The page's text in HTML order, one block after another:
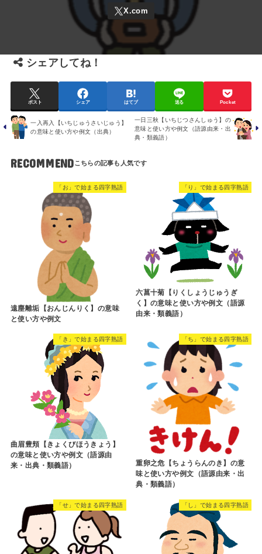
シェアしてね！
ポスト シェア はてブ 送る Pocket
一入再入【いちじゅうさいじゅう】
の意味と使い方や例文（出典）
一日三秋【いちじつさんしゅう】の
意味と使い方や例文（語源由来・出
典・類義語）
RECOMMEND
「お」で始まる四字熟語
遠塵離垢【おんじんりく】の意味
と使い方や例文
「り」で始まる四字熟語
六菖十菊【りくしょうじゅうぎ
く】の意味と使い方や例文（語源
由来・類義語）
「き」で始まる四字熟語
曲眉豊頬【きょくびほうきょう】
の意味と使い方や例文（語源由
来・出典・類義語）
「ち」で始まる四字熟語
重卵之危【ちょうらんのき】の意
味と使い方や例文（語源由来・出
典・類義語）
「せ」で始まる四字熟語 「し」で始まる四字熟語